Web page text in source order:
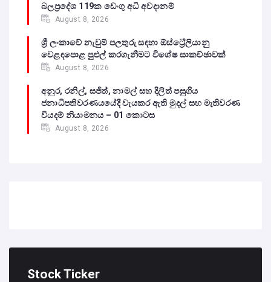
බලප්‍රදේශ 119ක ඩෙංගු අධි අවදානම්
August 8, 2026
ශ්‍රී ලංකාවේ නැවුම් පලතුරු සඳහා ඕස්ට්‍රේලියානු
වෙළඳපොළ පුළුල් කරගැනීමට විශේෂ සාකච්ඡාවක්
August 8, 2026
අනුර, රනිල්, සජිත්, නාමල් සහ දිලිත් පසුගිය
ජනාධිපතිවරණයයේදී වැයකර ඇති මුදල් සහ මැතිවරණ
වියදම් නියාමනය – 01 කොටස
August 8, 2026
Stock Ticker